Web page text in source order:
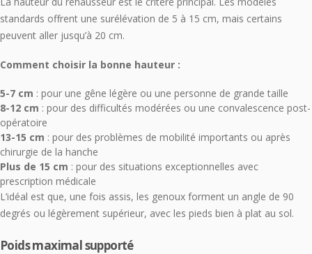
standards offrent une surélévation de 5 à 15 cm, mais certains
peuvent aller jusqu’à 20 cm.
Comment choisir la bonne hauteur :
5-7 cm : pour une gêne légère ou une personne de grande taille
8-12 cm : pour des difficultés modérées ou une convalescence post-
opératoire
13-15 cm : pour des problèmes de mobilité importants ou après
chirurgie de la hanche
Plus de 15 cm : pour des situations exceptionnelles avec
prescription médicale
L’idéal est que, une fois assis, les genoux forment un angle de 90
degrés ou légèrement supérieur, avec les pieds bien à plat au sol.
Poids maximal supporté